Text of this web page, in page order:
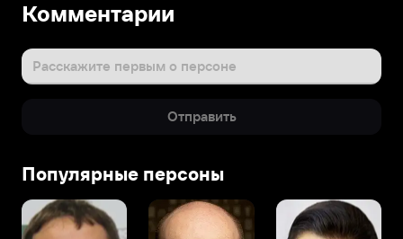
Комментарии
Расскажите первым о персоне
Отправить
Популярные персоны